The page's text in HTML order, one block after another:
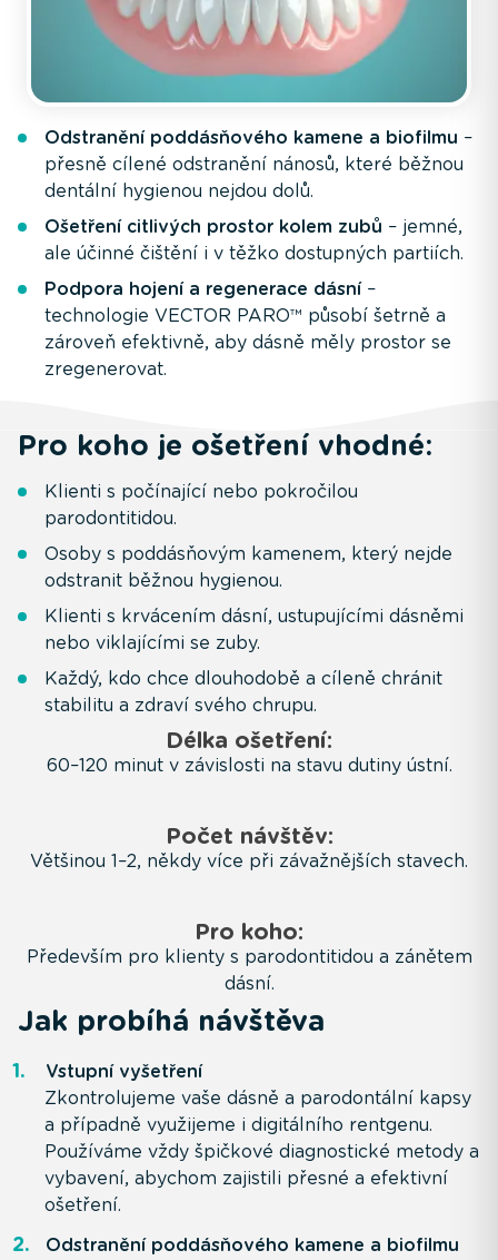
Odstranění poddásňového kamene a biofilmu –
přesně cílené odstranění nánosů, které běžnou
dentální hygienou nejdou dolů.
Ošetření citlivých prostor kolem zubů – jemné,
ale účinné čištění i v těžko dostupných partiích.
Podpora hojení a regenerace dásní –
technologie VECTOR PARO™ působí šetrně a
zároveň efektivně, aby dásně měly prostor se
zregenerovat.
Pro koho je ošetření vhodné:
Klienti s počínající nebo pokročilou
parodontitidou.
Osoby s poddásňovým kamenem, který nejde
odstranit běžnou hygienou.
Klienti s krvácením dásní, ustupujícími dásněmi
nebo viklajícími se zuby.
Každý, kdo chce dlouhodobě a cíleně chránit
stabilitu a zdraví svého chrupu.
Délka ošetření:
60–120 minut v závislosti na stavu dutiny ústní.
Počet návštěv:
Většinou 1–2, někdy více při závažnějších stavech.
Pro koho:
Především pro klienty s parodontitidou a zánětem
dásní.
Jak probíhá návštěva
Vstupní vyšetření
Zkontrolujeme vaše dásně a parodontální kapsy
a případně využijeme i digitálního rentgenu.
Používáme vždy špičkové diagnostické metody a
vybavení, abychom zajistili přesné a efektivní
ošetření.
Odstranění poddásňového kamene a biofilmu